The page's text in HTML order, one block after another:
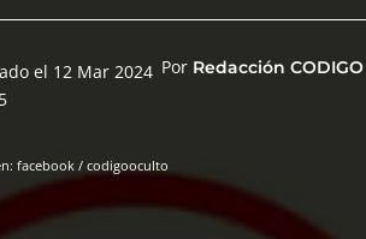
el 12 Mar 2024 Por Redacción CODIGO
facebook / codigooculto